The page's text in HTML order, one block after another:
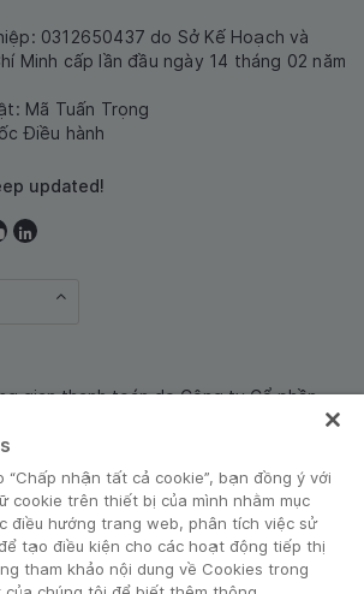
0312650437 do Sở Kế Hoạch và
Minh cấp lần đầu ngày 14 tháng 02 năm
Mã Tuấn Trọng
Điều hành
updated!
gian thanh toán do Công ty Cổ phần
“Chấp nhận tất cả cookie”, bạn đồng ý với
cookie trên thiết bị của mình nhằm mục
điều hướng trang web, phân tích việc sử
tạo điều kiện cho các hoạt động tiếp thị
tham khảo nội dung về Cookies trong